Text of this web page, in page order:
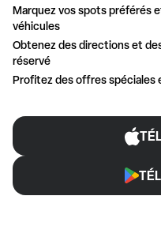
Marquez vos spots préférés
véhicules
Obtenez des directions et
réservé
Profitez des offres spéciales